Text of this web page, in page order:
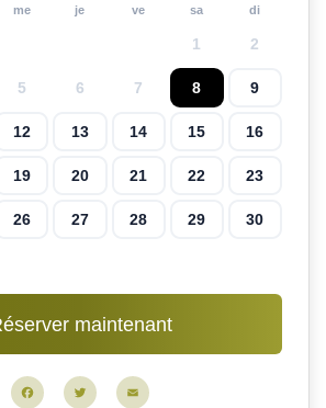
me je ve sa di
1 2
5 6 7 8 9
12 13 14 15 16
19 20 21 22 23
26 27 28 29 30
FacebookTwitter